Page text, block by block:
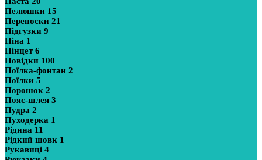
Пелюшки 15
Переноски 21
Підгузки 9
Піна 1
Пінцет6
Повідки 100
Поїлка-фонтан 2
Поїлки 5
Порошок 2
Пояс-шлея 3
Пудра 2
Пуходерка 1
Рідина 11
Рідкий шовк 1
Рукавиці 4